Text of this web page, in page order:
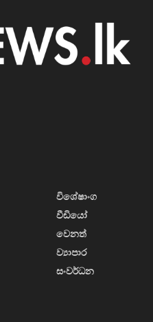
විශේෂාංග
වීඩියෝ
වෙනත්
ව්‍යාපාර
සංවර්ධන